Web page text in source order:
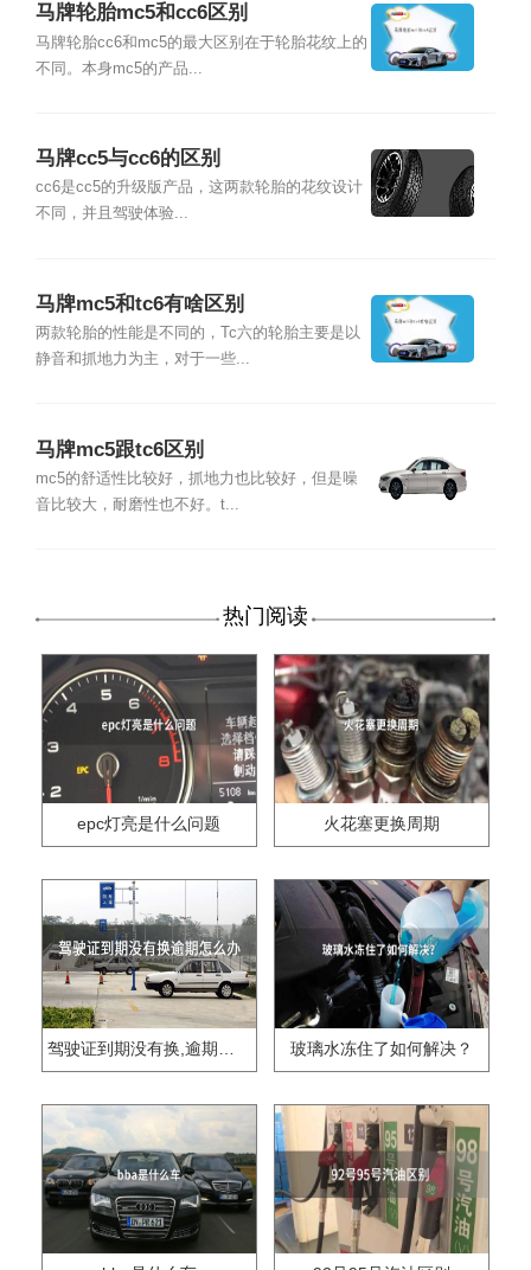
马牌轮胎mc5和cc6区别
马牌轮胎cc6和mc5的最大区别在于轮胎花纹上的
不同。本身mc5的产品...
马牌cc5与cc6的区别
cc6是cc5的升级版产品，这两款轮胎的花纹设计
不同，并且驾驶体验...
马牌mc5和tc6有啥区别
两款轮胎的性能是不同的，Tc六的轮胎主要是以
静音和抓地力为主，对于一些...
马牌mc5跟tc6区别
mc5的舒适性比较好，抓地力也比较好，但是噪
音比较大，耐磨性也不好。t...
热门阅读
epc灯亮是什么问题 火花塞更换周期
驾驶证到期没有换,逾期怎么办?? 玻璃水冻住了如何解决？